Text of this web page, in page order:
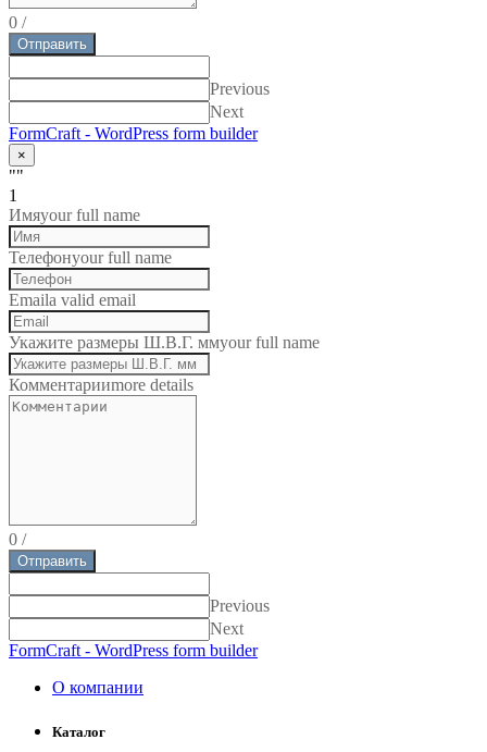
0 /
Отправить
Previous
Next
FormCraft - WordPress form builder
×
""
1
Имяyour full name
Телефонyour full name
Emaila valid email
Укажите размеры Ш.В.Г. ммyour full name
Комментарииmore details
0 /
Отправить
Previous
Next
FormCraft - WordPress form builder
О компании
Каталог